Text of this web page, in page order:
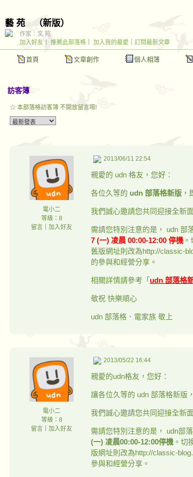
藝 苑（新版）
首頁 文章創作 個人相簿
加入好友 推薦此部落格 加入我的最愛 訂閱最新文章
作家：文 苑
訪客簿
☆ 本部落格訪客簿 不開放留言唷!
電小二
等級：8
留言
加入好友
2013/06/11 22:54
親愛的 udn 格友，您好：
各位久等的 udn 部落格新版 ，
我們誠心邀請您共同迎接全新
需請您特別注意的是， udn 部
7 (一) 凌晨 00:00-12:00 停機
舊版網址則改為http://classic-
的參與和經營分享。
相關詳情請參考「 udn 部落格
敬祝 快樂順心
udn 部落格．電家族 敬上
電小二
等級：8
留言
加入好友
2013/05/22 16:44
親愛的udn格友，您好：
讓各位久等的 udn 部落格新版
我們誠心邀請您共同迎接全新
需請您特別注意的是， udn部
(一) 凌晨00:00-12:00停機 。切
版網址則改為http://classic-
參與和經營分享。